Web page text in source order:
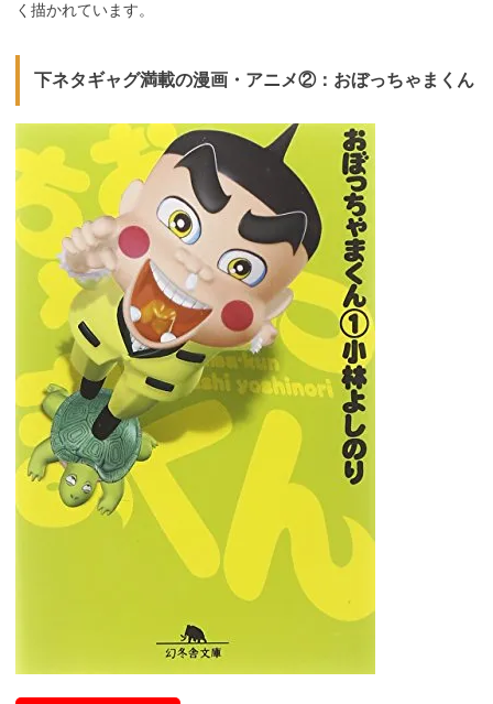
く描かれています。
下ネタギャグ満載の漫画・アニメ②：おぼっちゃまくん